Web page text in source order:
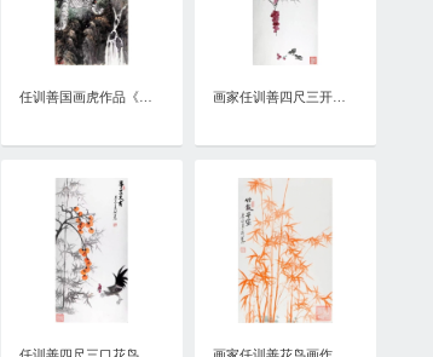
画家任训善四尺三开花鸟画作品《硕果》